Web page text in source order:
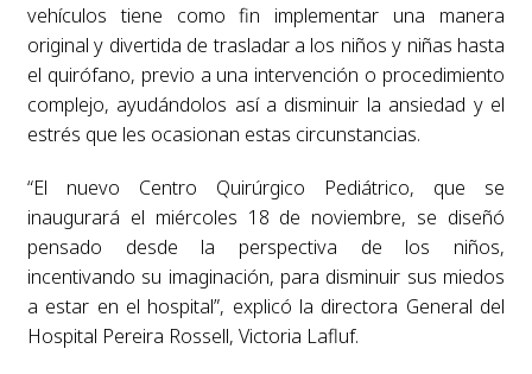
vehículos tiene como fin implementar una manera
original y divertida de trasladar a los niños y niñas hasta
el quirófano, previo a una intervención o procedimiento
complejo, ayudándolos así a disminuir la ansiedad y el
estrés que les ocasionan estas circunstancias.
“El nuevo Centro Quirúrgico Pediátrico, que se
inaugurará el miércoles 18 de noviembre, se diseñó
pensado desde la perspectiva de los niños,
incentivando su imaginación, para disminuir sus miedos
a estar en el hospital”, explicó la directora General del
Hospital Pereira Rossell, Victoria Lafluf.